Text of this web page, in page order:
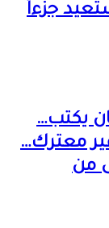
جزءاً
يكتب…
معترك…
من